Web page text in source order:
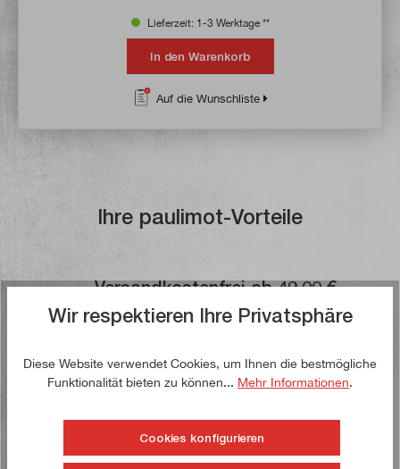
Lieferzeit: 1-3 Werktage **
In den Warenkorb
Auf die Wunschliste
Ihre paulimot-Vorteile
Versandkostenfrei ab 49,00 €
Paketversand innerhalb Deutschlands
Garantiert günstigster Preis
Neue Produkte der Marke "paulimot" erhalten Sie
Über 3.000 Produkte
Wir respektieren Ihre Privatsphäre
Diese Website verwendet Cookies, um Ihnen die bestmögliche
Funktionalität bieten zu können... Mehr Informationen.
Cookies konfigurieren